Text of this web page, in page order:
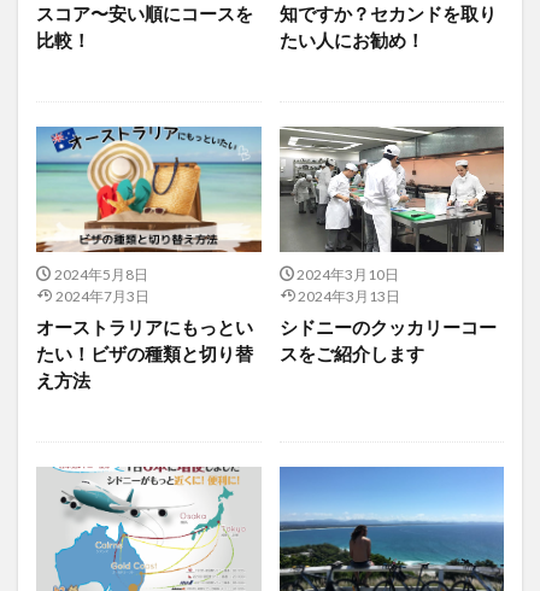
スコア〜安い順にコースを
比較！
知ですか？セカンドを取り
たい人にお勧め！
2024年5月8日
2024年7月3日
オーストラリアにもっとい
たい！ビザの種類と切り替
え方法
2024年3月10日
2024年3月13日
シドニーのクッカリーコー
スをご紹介します